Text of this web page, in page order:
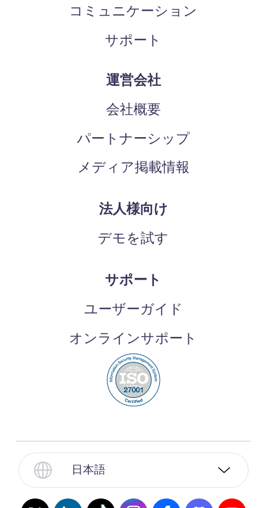
コミュニケーション
サポート
運営会社
会社概要
パートナーシップ
メディア掲載情報
法人様向け
デモを試す
サポート
ユーザーガイド
オンラインサポート
日本語